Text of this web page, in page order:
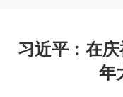
习近平：在
年